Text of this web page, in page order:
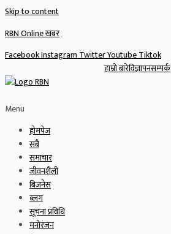
Skip to content
RBN Online खबर
FacebookInstagramTwitterYoutubeTiktok
हाम्रो बारेविज्ञापनसम्पर्क
Menu
होमपेज
सबै
समाचार
जीवनशैली
बिजनेस
ब्लग
सूचना प्रविधि
मनोरंजन